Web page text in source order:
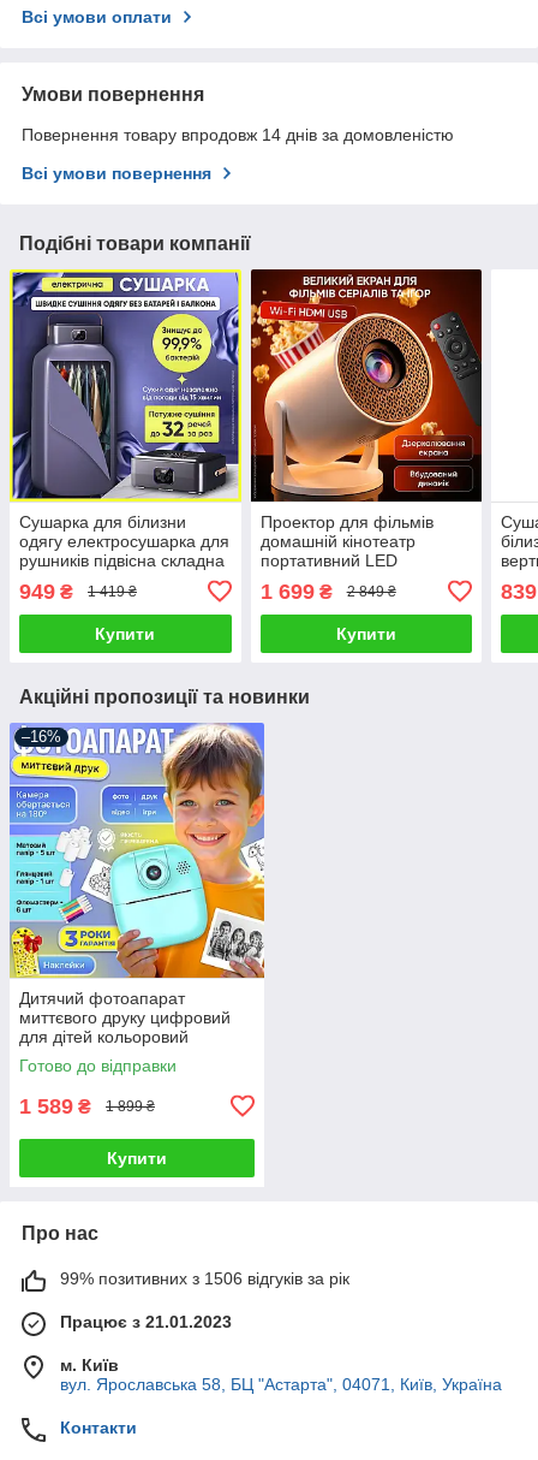
Всі умови оплати
Умови повернення
Повернення товару впродовж 14 днів за домовленістю
Всі умови повернення
Подібні товари компанії
Сушарка для білизни
одягу електросушарка для
рушників підвісна складна
сушка з таймером пультом
949 ₴ 1 419 ₴
Купити
Проектор для фільмів
домашній кінотеатр
портативний LED
будинку Wi-Fi Android
проєктор мультимедійний
1 699₴ 2 849 ₴
Купити
839
Акційні пропозиції та новинки
–16%
Дитячий фотоапарат
миттєвого друку цифровий
для дітей кольоровий
компактний легкий термодрук
17в1
Готово до відправки
1 589 ₴ 1 899 ₴
Купити
Про нас
99% позитивних з 1506 відгуків за рік
Працює з 21.01.2023
м. Київ
вул. Ярославська 58, БЦ "Астарта", 04071, Київ, Україна
Контакти